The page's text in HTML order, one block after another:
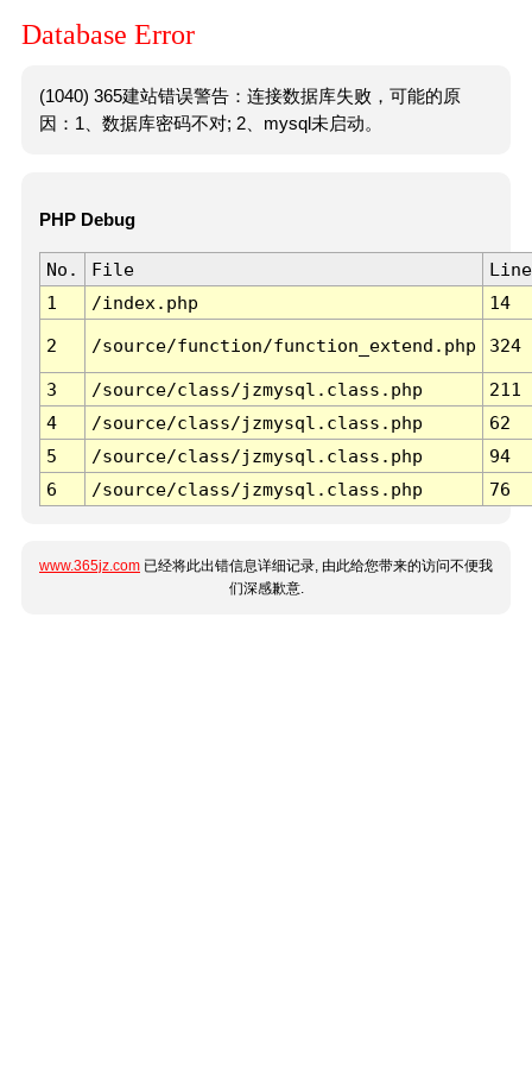
Database Error
(1040) 365建站错误警告：连接数据库失败，可能的原
因：1、数据库密码不对; 2、mysql未启动。
PHP Debug
No. File
Line
1
/index.php 14
2 /source/function/function_extend.php 324
3 /source/class/jzmysql.class.php
211
4
/source/class/jzmysql.class.php
62
5
/source/class/jzmysql.class.php
94
6
/source/class/jzmysql.class.php 76
www.365jz.com 已经将此出错信息详细记录, 由此给您带来的访问不便我
们深感歉意.